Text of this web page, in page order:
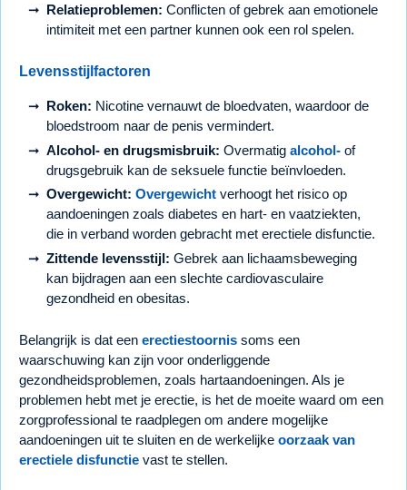
Relatieproblemen: Conflicten of gebrek aan emotionele
intimiteit met een partner kunnen ook een rol spelen.
Levensstijlfactoren
Roken: Nicotine vernauwt de bloedvaten, waardoor de
bloedstroom naar de penis vermindert.
Alcohol- en drugsmisbruik: Overmatig alcohol- of
drugsgebruik kan de seksuele functie beïnvloeden.
Overgewicht: Overgewicht verhoogt het risico op
aandoeningen zoals diabetes en hart- en vaatziekten,
die in verband worden gebracht met erectiele disfunctie.
Zittende levensstijl: Gebrek aan lichaamsbeweging
kan bijdragen aan een slechte cardiovasculaire
gezondheid en obesitas.
Belangrijk is dat een erectiestoornis soms een
waarschuwing kan zijn voor onderliggende
gezondheidsproblemen, zoals hartaandoeningen. Als je
problemen hebt met je erectie, is het de moeite waard om een
zorgprofessional te raadplegen om andere mogelijke
aandoeningen uit te sluiten en de werkelijke oorzaak van
erectiele disfunctie vast te stellen.